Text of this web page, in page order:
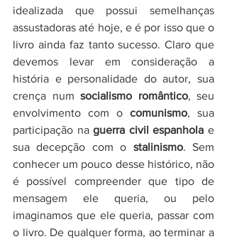
idealizada que possui semelhanças
assustadoras até hoje, e é por isso que o
livro ainda faz tanto sucesso. Claro que
devemos levar em consideração a
história e personalidade do autor, sua
crença num socialismo romântico, seu
envolvimento com o comunismo, sua
participação na guerra civil espanhola e
sua decepção com o stalinismo. Sem
conhecer um pouco desse histórico, não
é possível compreender que tipo de
mensagem ele queria, ou pelo
imaginamos que ele queria, passar com
o livro. De qualquer forma, ao terminar a